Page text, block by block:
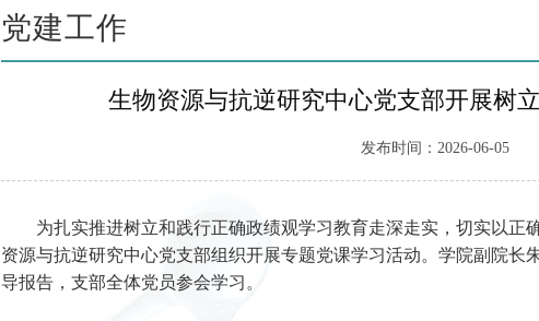
党建工作
生物资源与抗逆研究中心党支部开展树
发布时间：2026-06-05
为扎实推进树立和践行正确政绩观学习教育走深走实，切实以正
资源与抗逆研究中心党支部组织开展专题党课学习活动。学院副院
导报告，支部全体党员参会学习。